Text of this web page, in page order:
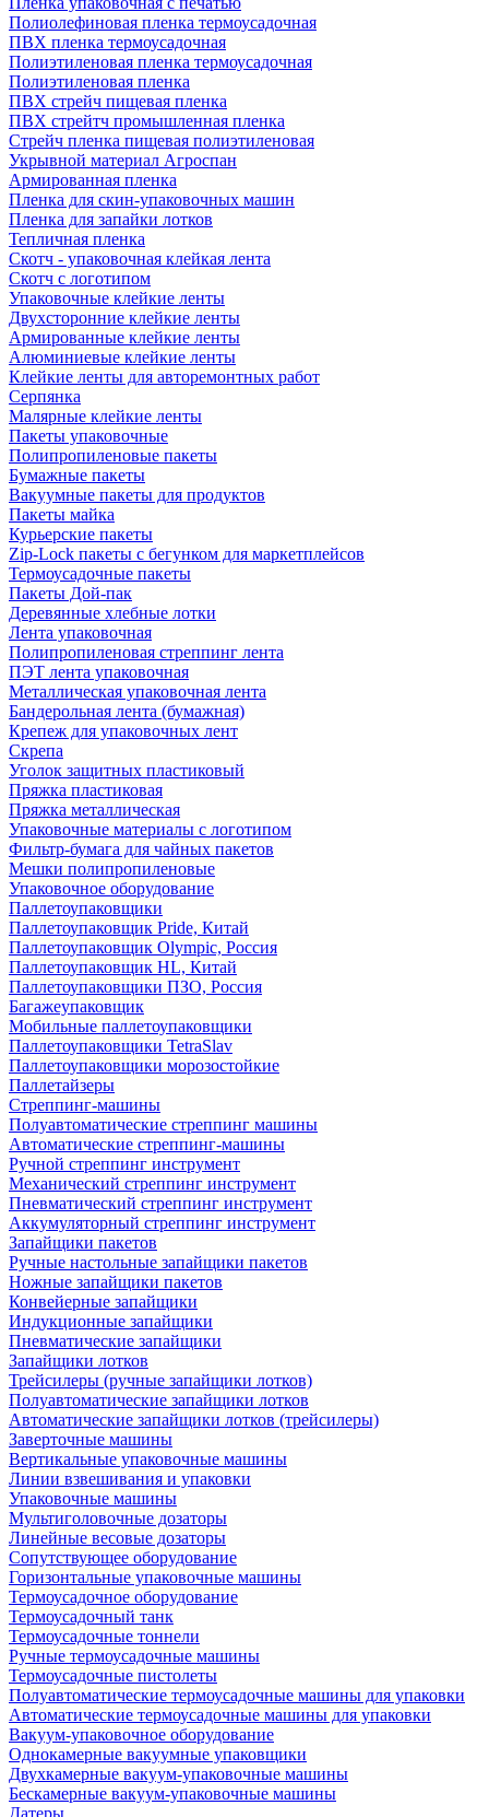
Полиолефиновая пленка термоусадочная
ПВХ пленка термоусадочная
Полиэтиленовая пленка термоусадочная
Полиэтиленовая пленка
ПВХ стрейч пищевая пленка
ПВХ стрейтч промышленная пленка
Стрейч пленка пищевая полиэтиленовая
Укрывной материал Агроспан
Армированная пленка
Пленка для скин-упаковочных машин
Пленка для запайки лотков
Тепличная пленка
Скотч - упаковочная клейкая лента
Скотч с логотипом
Упаковочные клейкие ленты
Двухсторонние клейкие ленты
Армированные клейкие ленты
Алюминиевые клейкие ленты
Клейкие ленты для авторемонтных работ
Серпянка
Малярные клейкие ленты
Пакеты упаковочные
Полипропиленовые пакеты
Бумажные пакеты
Вакуумные пакеты для продуктов
Пакеты майка
Курьерские пакеты
Zip-Lock пакеты с бегунком для маркетплейсов
Термоусадочные пакеты
Пакеты Дой-пак
Деревянные хлебные лотки
Лента упаковочная
Полипропиленовая стреппинг лента
ПЭТ лента упаковочная
Металлическая упаковочная лента
Бандерольная лента (бумажная)
Крепеж для упаковочных лент
Скрепа
Уголок защитных пластиковый
Пряжка пластиковая
Пряжка металлическая
Упаковочные материалы с логотипом
Фильтр-бумага для чайных пакетов
Мешки полипропиленовые
Упаковочное оборудование
Паллетоупаковщики
Паллетоупаковщик Pride, Китай
Паллетоупаковщик Olympic, Россия
Паллетоупаковщик HL, Китай
Паллетоупаковщики ПЗО, Россия
Багажеупаковщик
Мобильные паллетоупаковщики
Паллетоупаковщики TetraSlav
Паллетоупаковщики морозостойкие
Паллетайзеры
Стреппинг-машины
Полуавтоматические стреппинг машины
Автоматические стреппинг-машины
Ручной стреппинг инструмент
Механический стреппинг инструмент
Пневматический стреппинг инструмент
Аккумуляторный стреппинг инструмент
Запайщики пакетов
Ручные настольные запайщики пакетов
Ножные запайщики пакетов
Конвейерные запайщики
Индукционные запайщики
Пневматические запайщики
Запайщики лотков
Трейсилеры (ручные запайщики лотков)
Полуавтоматические запайщики лотков
Автоматические запайщики лотков (трейсилеры)
Заверточные машины
Вертикальные упаковочные машины
Линии взвешивания и упаковки
Упаковочные машины
Мультиголовочные дозаторы
Линейные весовые дозаторы
Сопутствующее оборудование
Горизонтальные упаковочные машины
Термоусадочное оборудование
Термоусадочный танк
Термоусадочные тоннели
Ручные термоусадочные машины
Термоусадочные пистолеты
Полуавтоматические термоусадочные машины для упаковки
Автоматические термоусадочные машины для упаковки
Вакуум-упаковочное оборудование
Однокамерные вакуумные упаковщики
Двухкамерные вакуум-упаковочные машины
Бескамерные вакуум-упаковочные машины
Датеры